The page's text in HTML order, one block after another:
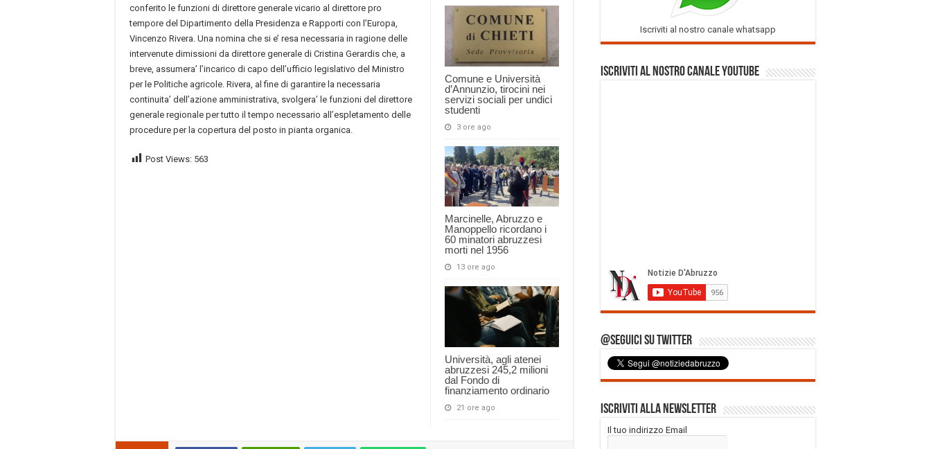
Comune e Università
d’Annunzio, tirocini nei
servizi sociali per undici
studenti
3 ore ago
Marcinelle, Abruzzo e
Manoppello ricordano i
60 minatori abruzzesi
morti nel 1956
13 ore ago
Università, agli atenei
abruzzesi 245,2 milioni
dal Fondo di
finanziamento ordinario
21 ore ago
conferito le funzioni di direttore generale vicario al direttore pro
tempore del Dipartimento della Presidenza e Rapporti con l’Europa,
Vincenzo Rivera. Una nomina che si e’ resa necessaria in ragione delle
intervenute dimissioni da direttore generale di Cristina Gerardis che, a
breve, assumera’ l’incarico di capo dell’ufficio legislativo del Ministro
per le Politiche agricole. Rivera, al fine di garantire la necessaria
continuita’ dell’azione amministrativa, svolgera’ le funzioni del direttore
generale regionale per tutto il tempo necessario all’espletamento delle
procedure per la copertura del posto in pianta organica.
Post Views: 563
Iscriviti al nostro canale whatsapp
Iscriviti al nostro Canale Youtube
@Seguici su Twitter
Iscriviti alla Newsletter
Il tuo indirizzo Email